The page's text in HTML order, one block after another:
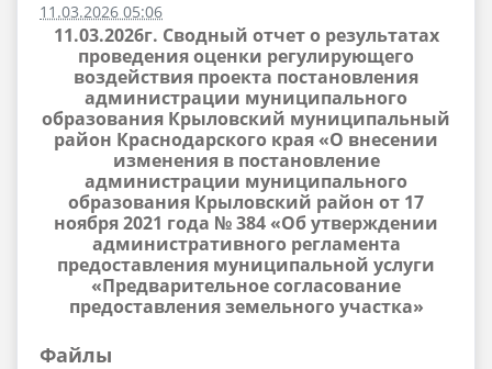
11.03.2026 05:06
11.03.2026г. Сводный отчет о результатах
проведения оценки регулирующего
воздействия проекта постановления
администрации муниципального
образования Крыловский муниципальный
район Краснодарского края «О внесении
изменения в постановление
администрации муниципального
образования Крыловский район от 17
ноября 2021 года № 384 «Об утверждении
административного регламента
предоставления муниципальной услуги
«Предварительное согласование
предоставления земельного участка»
Файлы